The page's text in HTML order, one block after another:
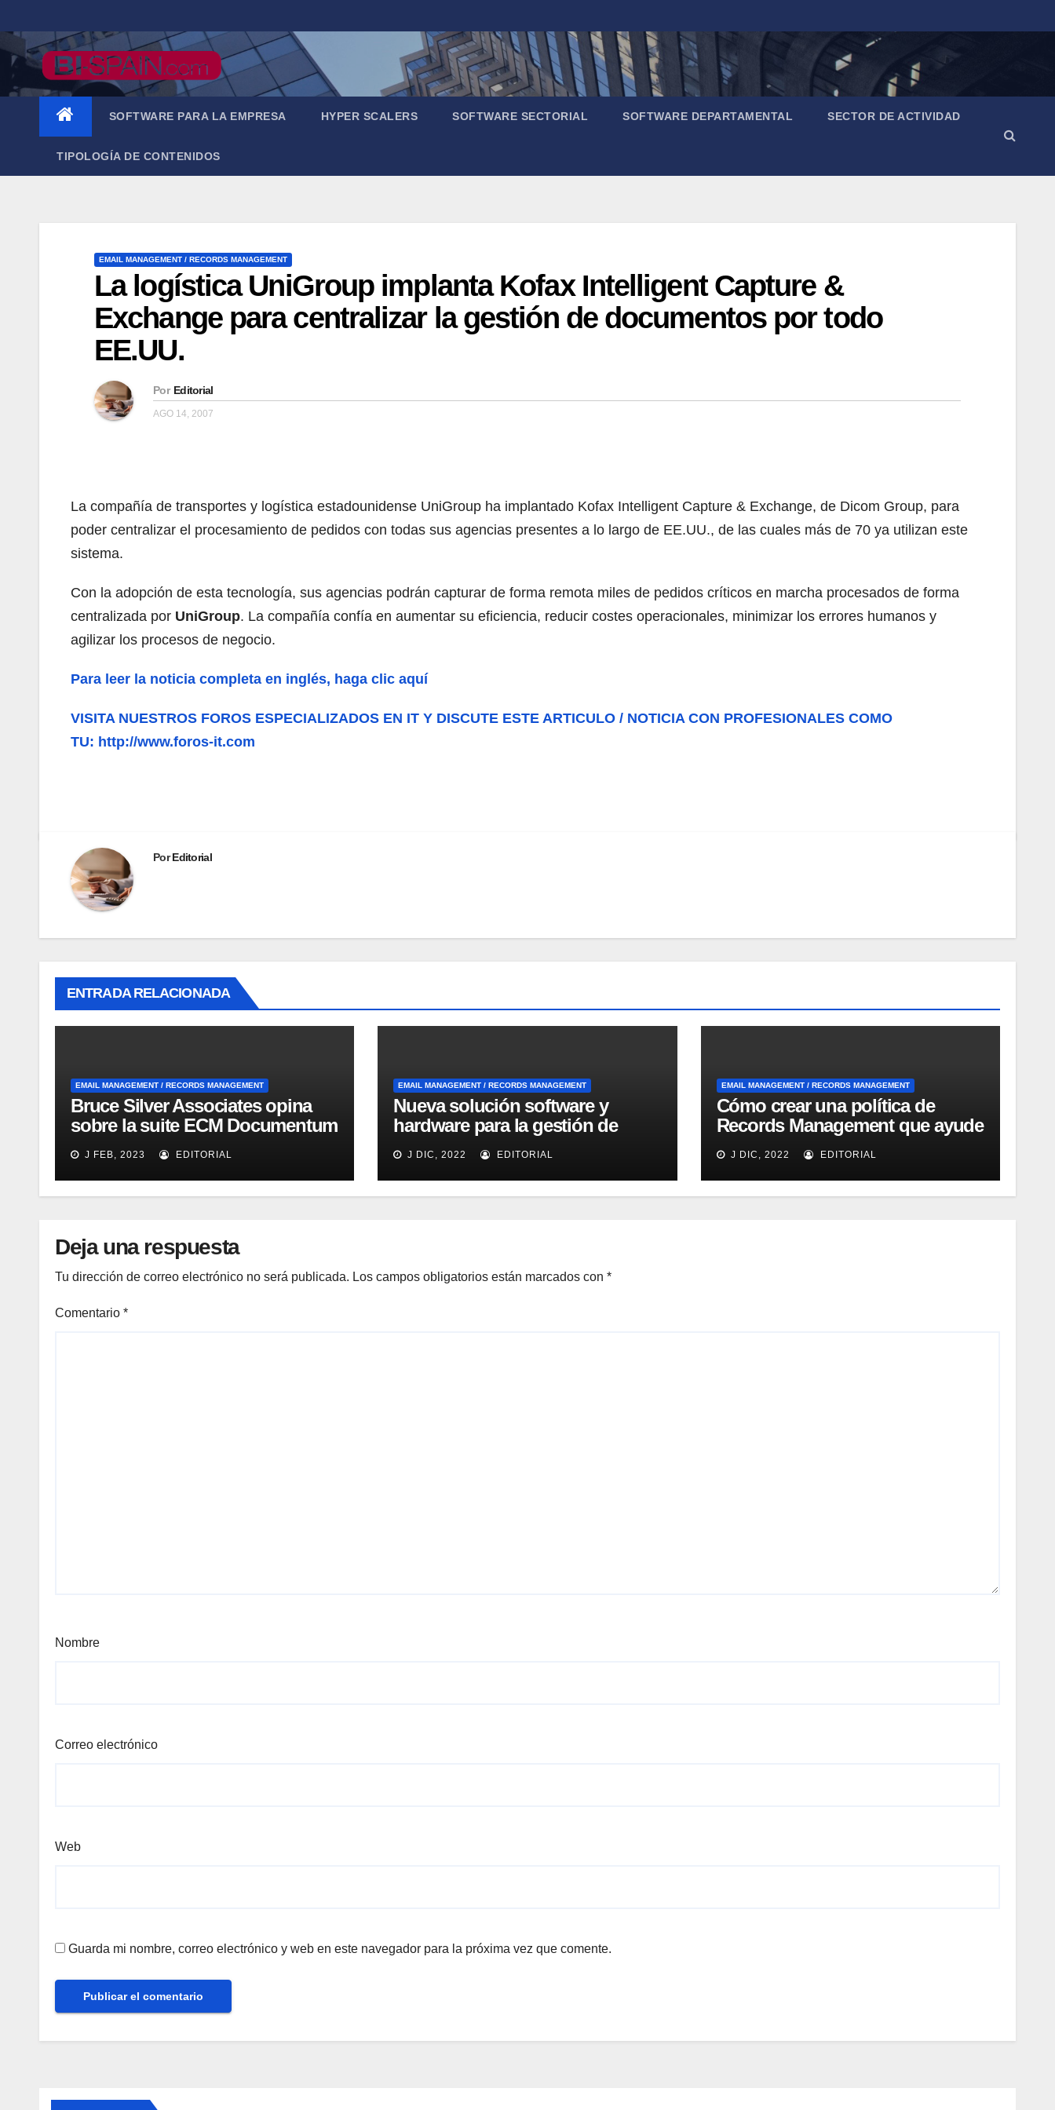
al
contenido
SOFTWARE PARA LA EMPRESA HYPER SCALERS SOFTWARE SECTORIAL SOFTWARE DEPARTAMENTAL SECTOR DE ACTIVIDAD
TIPOLOGÍA DE CONTENIDOS
EMAIL MANAGEMENT / RECORDS MANAGEMENT
La logística UniGroup implanta Kofax Intelligent Capture &
Exchange para centralizar la gestión de documentos por todo
EE.UU.
Por Editorial
AGO 14, 2007
La compañía de transportes y logística estadounidense UniGroup ha implantado Kofax Intelligent Capture & Exchange, de Dicom Group, para
poder centralizar el procesamiento de pedidos con todas sus agencias presentes a lo largo de EE.UU., de las cuales más de 70 ya utilizan este
sistema.
Con la adopción de esta tecnología, sus agencias podrán capturar de forma remota miles de pedidos críticos en marcha procesados de forma
centralizada por UniGroup. La compañía confía en aumentar su eficiencia, reducir costes operacionales, minimizar los errores humanos y
agilizar los procesos de negocio.
Para leer la noticia completa en inglés, haga clic aquí
VISITA NUESTROS FOROS ESPECIALIZADOS EN IT Y DISCUTE ESTE ARTICULO / NOTICIA CON PROFESIONALES COMO
TU: http://www.foros-it.com
PorEditorial
ENTRADA RELACIONADA
EMAIL MANAGEMENT / RECORDS MANAGEMENT
Bruce Silver Associates opina
sobre la suite ECM Documentum
Enterprise Records Management
J FEB, 2023 EDITORIAL
EMAIL MANAGEMENT / RECORDS MANAGEMENT
Nueva solución software y
hardware para la gestión de
emails dirigida a las Pymes de
IBM
J DIC, 2022 EDITORIAL
EMAIL MANAGEMENT / RECORDS MANAGEMENT
Cómo crear una política de
Records Management que ayude
a la fluidez del negocio según
Optical Image Technology
J DIC, 2022 EDITORIAL
Deja una respuesta
Tu dirección de correo electrónico no será publicada. Los campos obligatorios están marcados con *
Comentario *
Nombre
Correo electrónico
Web
Guarda mi nombre, correo electrónico y web en este navegador para la próxima vez que comente.